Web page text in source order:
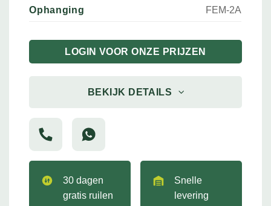
Ophanging FEM-2A
LOGIN VOOR ONZE PRIJZEN
BEKIJK DETAILS
30 dagen
gratis ruilen
Snelle
levering